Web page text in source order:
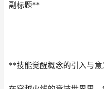
副标题**
**技能觉醒概念的引入与